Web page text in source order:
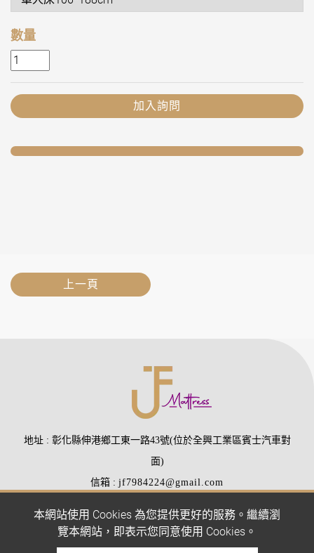
數量
加入詢問
上一頁
本網站使用 Cookies 為您提供更好的服務。繼續瀏
覽本網站，即表示您同意使用 Cookies。
地址
彰化縣伸港鄉工東一路43號(位於全興工業區賓士汽車對
面)
信箱
jf7984224@gmail.com
傳真
(04)7977407